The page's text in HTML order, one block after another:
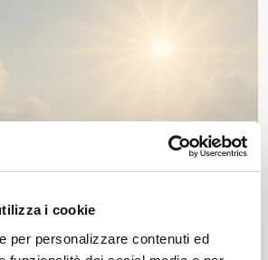
i cookie
per personalizzare contenuti ed